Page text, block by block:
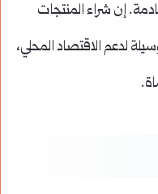
إن شراء المنتجات
لدعم الاقتصاد المحلي،